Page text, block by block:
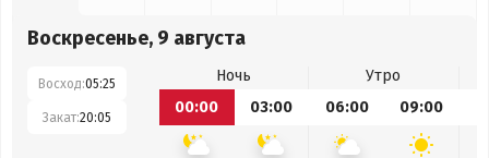
Воскресенье, 9 августа
Восход:05:25
Закат:20:05
Ночь
Утро
00:00
03:00 06:00 09:00